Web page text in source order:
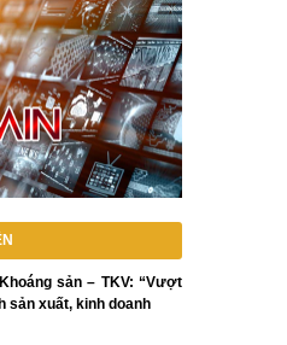
sản – TKV: “Vượt
sản xuất, kinh doanh